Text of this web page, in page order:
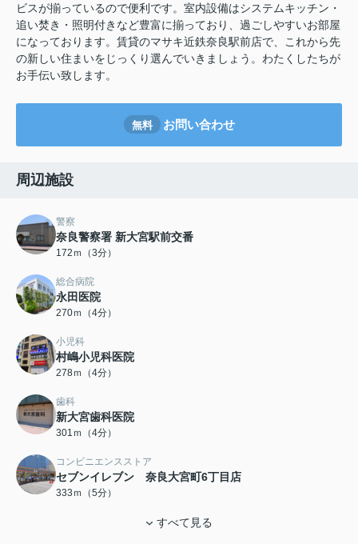
ビスが揃っているので便利です。室内設備はシステムキッチン・
追い焚き・照明付きなど豊富に揃っており、過ごしやすいお部屋
になっております。賃貸のマサキ近鉄奈良駅前店で、これから先
の新しい住まいをじっくり選んでいきましょう。わたくしたちが
お手伝い致します。
無料 お問い合わせ
周辺施設
警察
奈良警察署 新大宮駅前交番
172ｍ（3分）
総合病院
永田医院
270ｍ（4分）
小児科
村嶋小児科医院
278ｍ（4分）
歯科
新大宮歯科医院
301ｍ（4分）
コンビニエンスストア
セブンイレブン 奈良大宮町6丁目店
333ｍ（5分）
すべて見る